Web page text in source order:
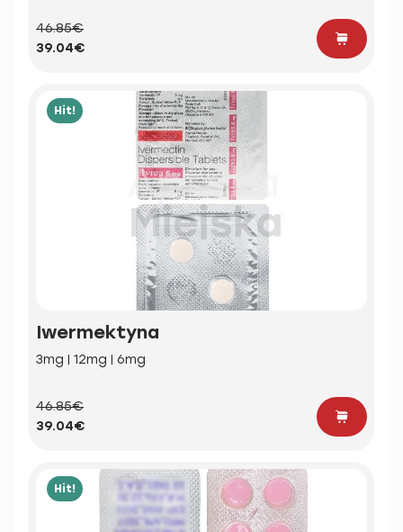
46.85€
39.04€
Hit!
Iwermektyna
3mg | 12mg | 6mg
46.85€
39.04€
Hit!